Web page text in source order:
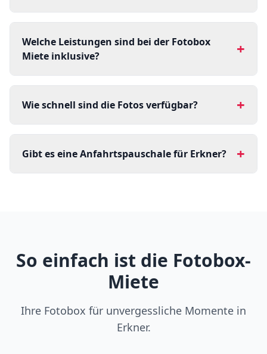
Welche Leistungen sind bei der Fotobox
Miete inklusive?
+
Wie schnell sind die Fotos verfügbar? +
Gibt es eine Anfahrtspauschale für Erkner? +
So einfach ist die Fotobox-
Miete
Ihre Fotobox für unvergessliche Momente in
Erkner.